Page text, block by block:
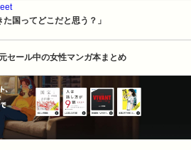
国ってどこだと思う？」
セール中の女性マンガ本まとめ